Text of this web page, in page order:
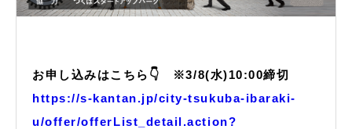
お申し込みはこちら👇 ※3/8(水)10:00締切
https://s-kantan.jp/city-tsukuba-ibaraki-
u/offer/offerList_detail.action?